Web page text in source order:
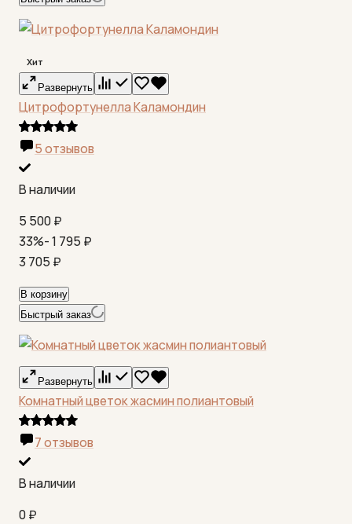
Хит
Развернуть
Цитрофортунелла Каламондин
5 отзывов
В наличии
5 500₽
33%- 1 795 ₽
3 705 ₽
В корзину
Быстрый заказ
Развернуть
Комнатный цветок жасмин полиантовый
7 отзывов
В наличии
0₽